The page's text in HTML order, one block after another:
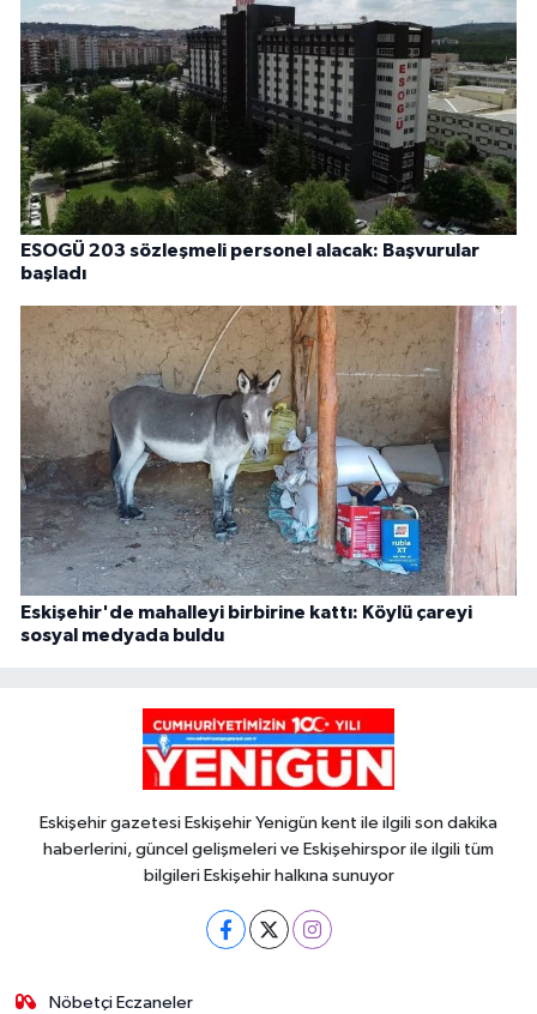
ESOGÜ 203 sözleşmeli personel alacak: Başvurular
başladı
Eskişehir'de mahalleyi birbirine kattı: Köylü çareyi
sosyal medyada buldu
Eskişehir gazetesi Eskişehir Yenigün kent ile ilgili son dakika
haberlerini, güncel gelişmeleri ve Eskişehirspor ile ilgili tüm
bilgileri Eskişehir halkına sunuyor
Nöbetçi Eczaneler